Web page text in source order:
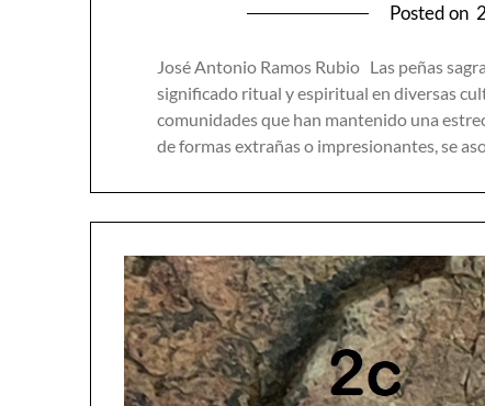
Posted on
José Antonio Ramos Rubio Las peñas
significado ritual y espiritual en diversas
comunidades que han mantenido una
de formas extrañas o impresionantes, se